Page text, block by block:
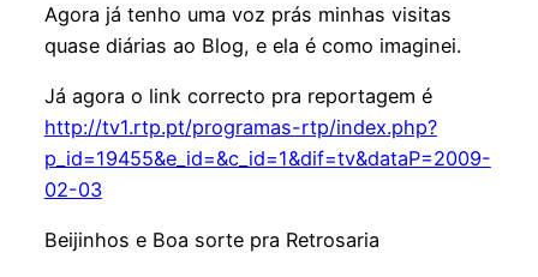
Agora já tenho uma voz prás minhas visitas
quase diárias ao Blog, e ela é como imaginei.
Já agora o link correcto pra reportagem é
http://tv1.rtp.pt/programas-rtp/index.php?
p_id=19455&e_id=&c_id=1&dif=tv&dataP=2009-
02-03
Beijinhos e Boa sorte pra Retrosaria